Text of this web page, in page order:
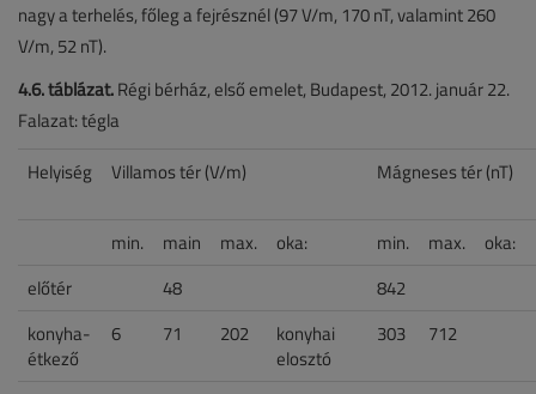
nagy a terhelés, főleg a fejrésznél (97 V/m, 170 nT, valamint 260
V/m, 52 nT).
4.6. táblázat.Régi bérház, első emelet, Budapest, 2012. január 22.
Falazat: tégla
Helyiség Villamos tér (V/m) Mágneses tér (nT)
min. main max. oka: min. max.
oka:
előtér
48
842
konyha-
étkező
6 71 202
konyhai
elosztó
303 712